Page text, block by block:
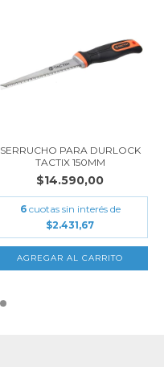
SERRUCHO PARA DURLOCK
TACTIX 150MM
$14.590,00
6 cuotas sin interés de
$2.431,67